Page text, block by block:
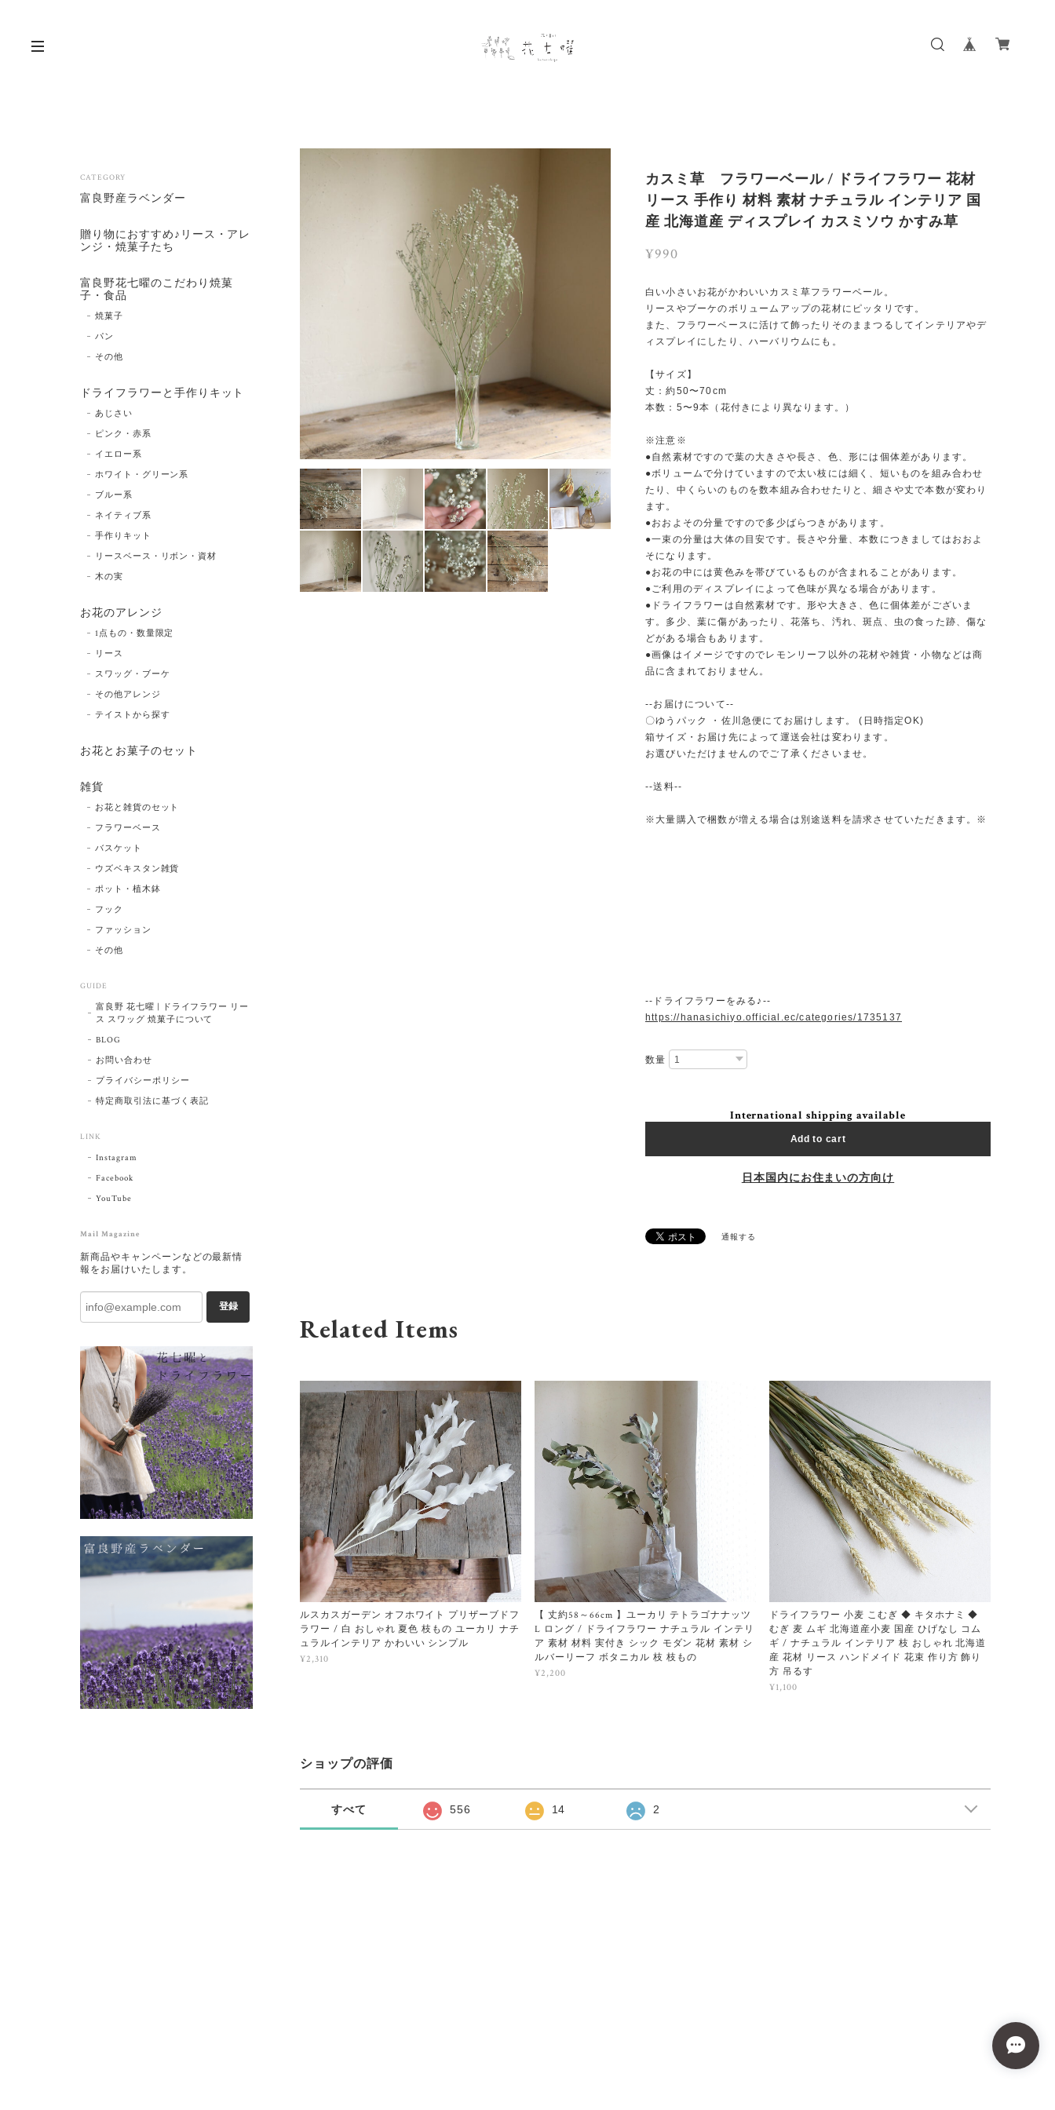
カスミ草 フラワーベール / ドライフラワー 花材
リース 手作り 材料 素材 ナチュラル インテリア 国
産 北海道産 ディスプレイ カスミソウ かすみ草
¥990
白い小さいお花がかわいいカスミ草フラワーベール。
リースやブーケのボリュームアップの花材にピッタリです。
また、フラワーベースに活けて飾ったりそのままつるしてインテリアやデ
ィスプレイにしたり、ハーバリウムにも。
【サイズ】
丈：約50〜70cm
本数：5〜9本（花付きにより異なります。）
※注意※
●自然素材ですので葉の大きさや長さ、色、形には個体差があります。
●ボリュームで分けていますので太い枝には細く、短いものを組み合わせ
たり、中くらいのものを数本組み合わせたりと、細さや丈で本数が変わり
ます。
●おおよその分量ですので多少ばらつきがあります。
●一束の分量は大体の目安です。長さや分量、本数につきましてはおおよ
そになります。
●お花の中には黄色みを帯びているものが含まれることがあります。
●ご利用のディスプレイによって色味が異なる場合があります。
●ドライフラワーは自然素材です。形や大きさ、色に個体差がございま
す。多少、葉に傷があったり、花落ち、汚れ、斑点、虫の食った跡、傷な
どがある場合もあります。
●画像はイメージですのでレモンリーフ以外の花材や雑貨・小物などは商
品に含まれておりません。
--お届けについて--
〇ゆうパック ・佐川急便にてお届けします。 (日時指定OK)
箱サイズ・お届け先によって運送会社は変わります。
お選びいただけませんのでご了承くださいませ。
--送料--
※大量購入で梱数が増える場合は別途送料を請求させていただきます。※
--ドライフラワーをみる♪--
https://hanasichiyo.official.ec/categories/1735137
数量
International shipping available
Add to cart
日本国内にお住まいの方向け
通報する
Related Items
ルスカスガーデン オフホワイト プリザーブドフ
ラワー / 白 おしゃれ 夏色 枝もの ユーカリ ナチ
ュラルインテリア かわいい シンプル
¥2,310
【 丈約58～66cm 】ユーカリ テトラゴナナッツ
L ロング / ドライフラワー ナチュラル インテリ
ア 素材 材料 実付き シック モダン 花材 素材 シ
ルバーリーフ ボタニカル 枝 枝もの
¥2,200
ドライフラワー 小麦 こむぎ ◆ キタホナミ ◆
むぎ 麦 ムギ 北海道産小麦 国産 ひげなし コム
ギ / ナチュラル インテリア 枝 おしゃれ 北海道
産 花材 リース ハンドメイド 花束 作り方 飾り
方 吊るす
¥1,100
ショップの評価
すべて 556 14 2
CATEGORY
富良野産ラベンダー
贈り物におすすめ♪リース・アレ
ンジ・焼菓子たち
富良野花七曜のこだわり焼菓
子・食品
焼菓子
パン
その他
ドライフラワーと手作りキット
あじさい
ピンク・赤系
イエロー系
ホワイト・グリーン系
ブルー系
ネイティブ系
手作りキット
リースベース・リボン・資材
木の実
お花のアレンジ
1点もの・数量限定
リース
スワッグ・ブーケ
その他アレンジ
テイストから探す
お花とお菓子のセット
雑貨
お花と雑貨のセット
フラワーベース
バスケット
ウズベキスタン雑貨
ポット・植木鉢
フック
ファッション
その他
GUIDE
富良野 花七曜 | ドライフラワー リー
ス スワッグ 焼菓子について
BLOG
お問い合わせ
プライバシーポリシー
特定商取引法に基づく表記
LINK
Instagram
Facebook
YouTube
Mail Magazine
新商品やキャンペーンなどの最新情
報をお届けいたします。
登録